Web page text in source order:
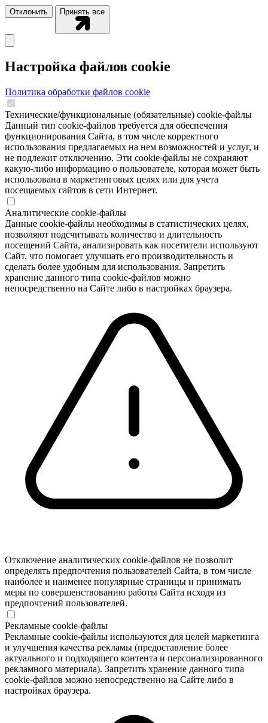
Отклонить Принять все
Настройка файлов cookie
Политика обработки файлов cookie
Технические/функциональные (обязательные) cookie-файлы
Данный тип cookie-файлов требуется для обеспечения
функционирования Сайта, в том числе корректного
использования предлагаемых на нем возможностей и услуг, и
не подлежит отключению. Эти сookie-файлы не сохраняют
какую-либо информацию о пользователе, которая может быть
использована в маркетинговых целях или для учета
посещаемых сайтов в сети Интернет.
Аналитические cookie-файлы
Данные cookie-файлы необходимы в статистических целях,
позволяют подсчитывать количество и длительность
посещений Сайта, анализировать как посетители используют
Сайт, что помогает улучшать его производительность и
сделать более удобным для использования. Запретить
хранение данного типа cookie-файлов можно
непосредственно на Сайте либо в настройках браузера.
Отключение аналитических cookie-файлов не позволит
определять предпочтения пользователей Сайта, в том числе
наиболее и наименее популярные страницы и принимать
меры по совершенствованию работы Сайта исходя из
предпочтений пользователей.
Рекламные cookie-файлы
Рекламные cookie-файлы используются для целей маркетинга
и улучшения качества рекламы (предоставление более
актуального и подходящего контента и персонализированного
рекламного материала). Запретить хранение данного типа
cookie-файлов можно непосредственно на Сайте либо в
настройках браузера.